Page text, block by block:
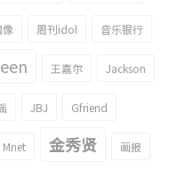
周刊idol 音乐银行
王嘉尔 Jackson
JBJ Gfriend
Mnet 金秀贤 画报